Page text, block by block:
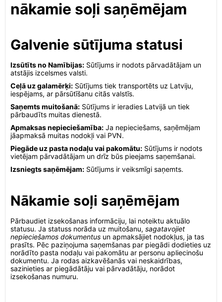
nākamie soļi saņēmējam
Galvenie sūtījuma statusi
Izsūtīts no Namībijas: Sūtījums ir nodots pārvadātājam un
atstājis izcelsmes valsti.
Ceļā uz galamērķi: Sūtījums tiek transportēts uz Latviju,
iespējams, ar pārsūtīšanu citās valstīs.
Saņemts muitošanā: Sūtījums ir ieradies Latvijā un tiek
pārbaudīts muitas dienestā.
Apmaksas nepieciešamība: Ja nepieciešams, saņēmējam
jāapmaksā muitas nodokļi vai PVN.
Piegāde uz pasta nodaļu vai pakomātu: Sūtījums ir nodots
vietējam pārvadātājam un drīz būs pieejams saņemšanai.
Izsniegts saņēmējam: Sūtījums ir veiksmīgi saņemts.
Nākamie soļi saņēmējam
Pārbaudiet izsekošanas informāciju, lai noteiktu aktuālo
statusu. Ja statuss norāda uz muitošanu, sagatavojiet
nepieciešamos dokumentus un apmaksājiet nodokļus, ja tas
prasīts. Pēc paziņojuma saņemšanas par piegādi dodieties uz
norādīto pasta nodaļu vai pakomātu ar personu apliecinošu
dokumentu. Ja rodas aizkavēšanās vai neskaidrības,
sazinieties ar piegādātāju vai pārvadātāju, norādot
izsekošanas numuru.